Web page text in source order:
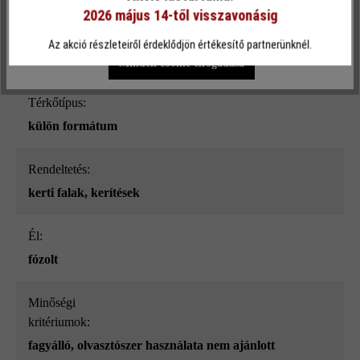
Térkőtípus:
külön formátum
Rendeltetés:
kerti falak, kerítések
él:
fózolt
Minőségi
kritériumok:
fagyálló, olvasztószer használata nem ajánlott
Egyéni beállítások Csak funkcionális cookie elfogadása
Minden cookie elfogadása
2026 május 14-től visszavonásig
Az akció részleteiről érdeklődjön értékesítő partnerünknél.